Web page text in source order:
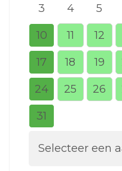
3 4 5
10 11 12
17 18 19
24 25 26
31
Selecteer een